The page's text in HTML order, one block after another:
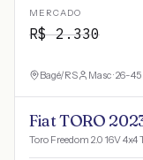
MERCADO
R$2.330
Bagé/RS Masc · 26-45
Fiat TORO
Toro Freedom 2.0 16V 4x4